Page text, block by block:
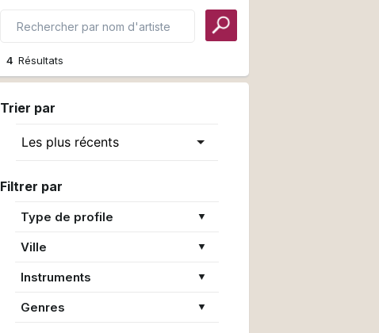
4 Résultats
Trier par
Filtrer par
Type de profile ▼
Ville ▼
Instruments ▼
Genres ▼